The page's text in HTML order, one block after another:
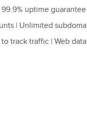
uptime guarantee
| Unlimited
track traffic | Web